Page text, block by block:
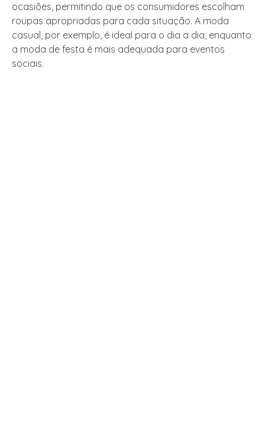
ocasiões, permitindo que os consumidores escolham
roupas apropriadas para cada situação. A moda
casual, por exemplo, é ideal para o dia a dia, enquanto
a moda de festa é mais adequada para eventos
sociais.